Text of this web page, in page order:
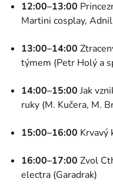
12:00–13:00
Martini cosplay,
13:00–14:00
týmem (Petr Holý a
14:00–15:00 Jak
ruky (M. Kučera, M.
15:00–16:00 Krvavý
16:00–17:00 Zvol
electra (Garadrak)